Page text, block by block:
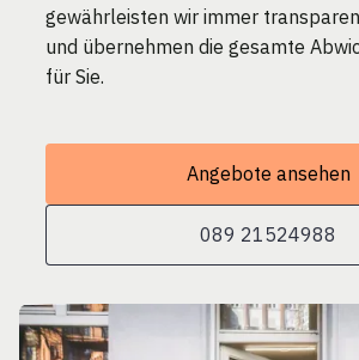
gewährleisten wir immer
und übernehmen die gesamte
für Sie.
Angebote ansehen
089 21524988